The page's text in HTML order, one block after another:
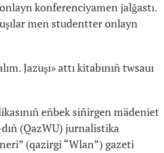
konferenciyamen jalğastı.
men studentter onlayn
Jazuşı» attı kitabınıñ twsauı
eñbek siñirgen mädeniet
(QazWU) jurnalistika
(qazirgi “Wlan”) gazeti